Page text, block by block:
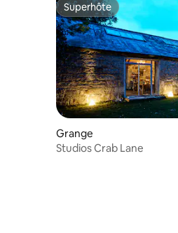
Superhôte
Superhôte
Grange
Studios Crab Lane